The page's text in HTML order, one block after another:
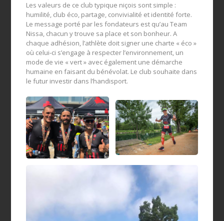
Les valeurs de ce club typique niçois sont simple :
humilité, club éco, partage, convivialité et identité forte.
Le message porté par les fondateurs est qu’au Team
Nissa, chacun y trouve sa place et son bonheur. A
chaque adhésion, l’athlète doit signer une charte « éco »
où celui-ci s’engage à respecter l’environnement, un
mode de vie « vert » avec également une démarche
humaine en faisant du bénévolat. Le club souhaite dans
le futur investir dans l’handisport.